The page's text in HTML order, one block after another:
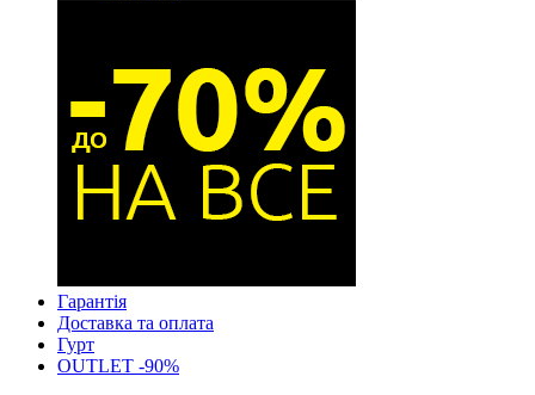
Гарантія
Доставка та оплата
Гурт
OUTLET -90%